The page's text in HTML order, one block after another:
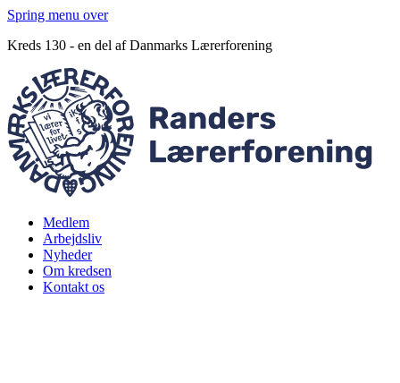
Spring menu over
Kreds 130 - en del af Danmarks Lærerforening
Medlem
Arbejdsliv
Nyheder
Om kredsen
Kontakt os